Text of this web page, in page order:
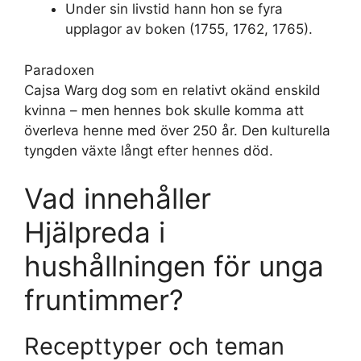
Under sin livstid hann hon se fyra
upplagor av boken (1755, 1762, 1765).
Paradoxen
Cajsa Warg dog som en relativt okänd enskild
kvinna – men hennes bok skulle komma att
överleva henne med över 250 år. Den kulturella
tyngden växte långt efter hennes död.
Vad innehåller
Hjälpreda i
hushållningen för unga
fruntimmer?
Recepttyper och teman